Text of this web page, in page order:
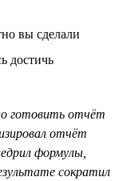
вы сделали
достичь
готовить отчёт
отчёт
формулы,
сократил